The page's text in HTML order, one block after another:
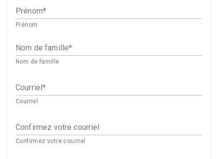
Prénom
Prénom
Nom de famille
Nom de famille
Courriel
Courriel
Confirmez votre courriel
Confirmez votre courriel